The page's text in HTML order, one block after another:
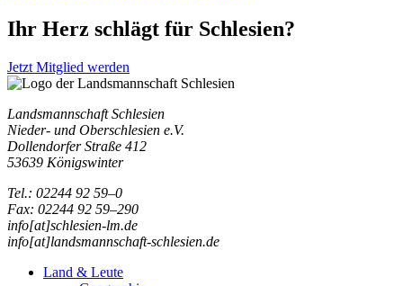
Ihr Herz schlägt für Schlesien?
Jetzt Mitglied werden
Landsmannschaft Schlesien
Nieder- und Oberschlesien e.V.
Dollendorfer Straße 412
53639 Königswinter
Tel.: 02244 92 59–0
Fax: 02244 92 59–290
info[at]schlesien-lm.de
info[at]landsmannschaft-schlesien.de
Land & Leute